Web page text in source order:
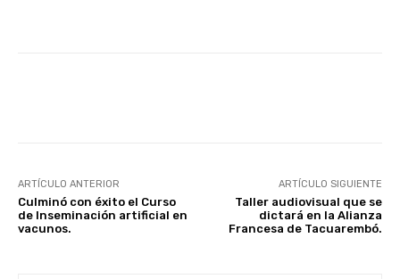
ARTÍCULO ANTERIOR
Culminó con éxito el Curso
de Inseminación artificial en
vacunos.
ARTÍCULO SIGUIENTE
Taller audiovisual que se
dictará en la Alianza
Francesa de Tacuarembó.